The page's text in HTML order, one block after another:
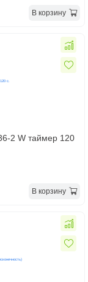
В корзину
2 W таймер 120
В корзину